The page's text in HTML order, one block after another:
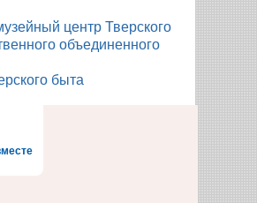
центр Тверского
объединенного
быта